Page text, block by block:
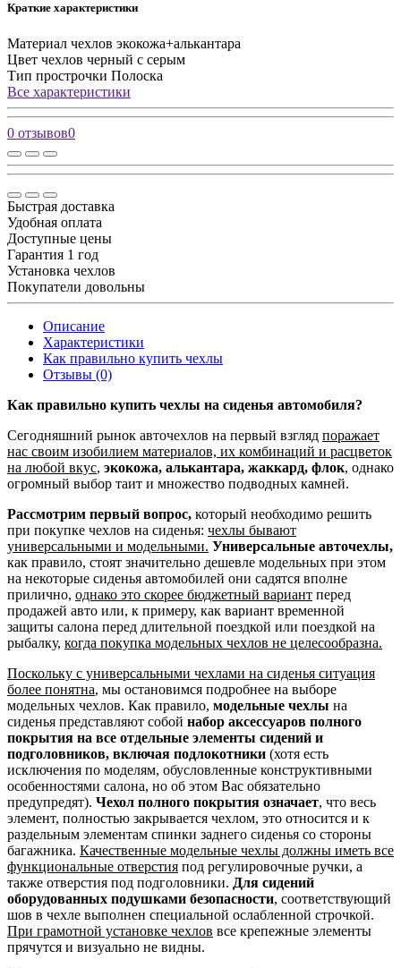
Краткие характеристики
Материал чехлов экокожа+алькантара
Цвет чехлов черный с серым
Тип прострочки Полоска
Все характеристики
0 отзывов0
Быстрая доставка
Удобная оплата
Доступные цены
Гарантия 1 год
Установка чехлов
Покупатели довольны
Описание
Характеристики
Как правильно купить чехлы
Отзывы (0)
Как правильно купить чехлы на сиденья автомобиля?
Сегодняшний рынок авточехлов на первый взгляд поражает
нас своим изобилием материалов, их комбинаций и расцветок
на любой вкус, экокожа, алькантара, жаккард, флок, однако
огромный выбор таит и множество подводных камней.
Рассмотрим первый вопрос, который необходимо решить
при покупке чехлов на сиденья: чехлы бывают
универсальными и модельными. Универсальные авточехлы,
как правило, стоят значительно дешевле модельных при этом
на некоторые сиденья автомобилей они садятся вполне
прилично, однако это скорее бюджетный вариант перед
продажей авто или, к примеру, как вариант временной
защиты салона перед длительной поездкой или поездкой на
рыбалку, когда покупка модельных чехлов не целесообразна.
Поскольку с универсальными чехлами на сиденья ситуация
более понятна, мы остановимся подробнее на выборе
модельных чехлов. Как правило, модельные чехлы на
сиденья представляют собой набор аксессуаров полного
покрытия на все отдельные элементы сидений и
подголовников, включая подлокотники (хотя есть
исключения по моделям, обусловленные конструктивными
особенностями салона, но об этом Вас обязательно
предупредят). Чехол полного покрытия означает, что весь
элемент, полностью закрывается чехлом, это относится и к
раздельным элементам спинки заднего сиденья со стороны
багажника. Качественные модельные чехлы должны иметь все
функциональные отверстия под регулировочные ручки, а
также отверстия под подголовники. Для сидений
оборудованных подушками безопасности, соответствующий
шов в чехле выполнен специальной ослабленной строчкой.
При грамотной установке чехлов все крепежные элементы
прячутся и визуально не видны.